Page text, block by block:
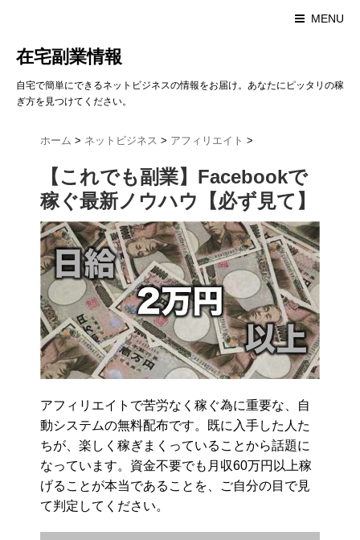
MENU
在宅副業情報
自宅で簡単にできるネットビジネスの情報をお届け。あなたにピッタリの稼
ぎ方を見つけてください。
ホーム > ネットビジネス > アフィリエイト >
【これでも副業】Facebookで
稼ぐ最新ノウハウ【必ず見て】
アフィリエイトで苦労なく稼ぐ為に重要な、自
動システムの無料配布です。既に入手した人た
ちが、楽しく稼ぎまくっていることから話題に
なっています。資金不要でも月収60万円以上稼
げることが本当であることを、ご自分の目で見
て判定してください。